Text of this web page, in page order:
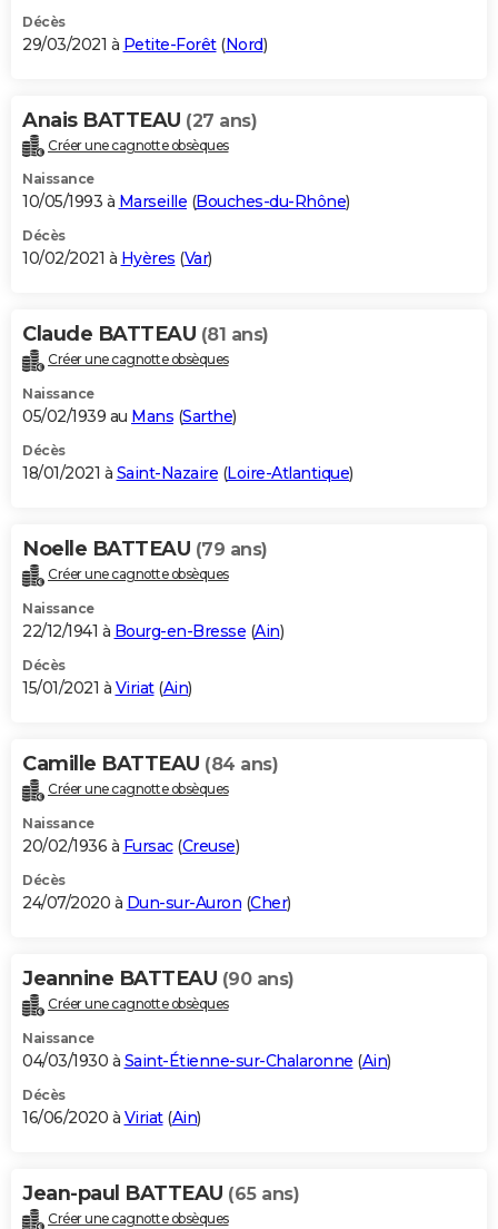
Décès
29/03/2021 à Petite-Forêt(Nord)
Anais BATTEAU (27 ans)
Créer une cagnotte obsèques
Naissance
10/05/1993 à Marseille (Bouches-du-Rhône)
Décès
10/02/2021 à Hyères (Var)
Claude BATTEAU (81 ans)
Créer une cagnotte obsèques
Naissance
05/02/1939 au Mans (Sarthe)
Décès
18/01/2021 à Saint-Nazaire (Loire-Atlantique)
Noelle BATTEAU (79 ans)
Créer une cagnotte obsèques
Naissance
22/12/1941 à Bourg-en-Bresse (Ain)
Décès
15/01/2021 à Viriat(Ain)
Camille BATTEAU (84 ans)
Créer une cagnotte obsèques
Naissance
20/02/1936 à Fursac(Creuse)
Décès
24/07/2020 à Dun-sur-Auron (Cher)
Jeannine BATTEAU (90 ans)
Créer une cagnotte obsèques
Naissance
04/03/1930 à Saint-Étienne-sur-Chalaronne (Ain)
Décès
16/06/2020 à Viriat(Ain)
Jean-paul BATTEAU (65 ans)
Créer une cagnotte obsèques